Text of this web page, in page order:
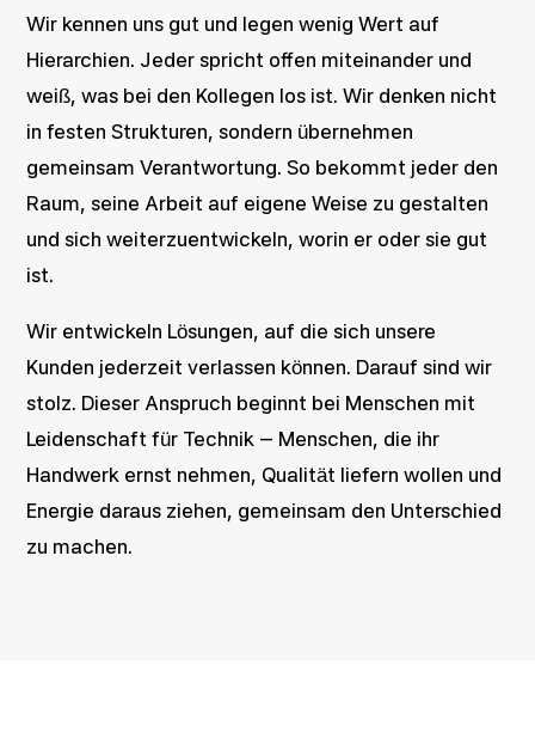
Wir kennen uns gut und legen wenig Wert auf
Hierarchien. Jeder spricht offen miteinander und
weiß, was bei den Kollegen los ist. Wir denken nicht
in festen Strukturen, sondern übernehmen
gemeinsam Verantwortung. So bekommt jeder den
Raum, seine Arbeit auf eigene Weise zu gestalten
und sich weiterzuentwickeln, worin er oder sie gut
ist.
Wir entwickeln Lösungen, auf die sich unsere
Kunden jederzeit verlassen können. Darauf sind wir
stolz. Dieser Anspruch beginnt bei Menschen mit
Leidenschaft für Technik – Menschen, die ihr
Handwerk ernst nehmen, Qualität liefern wollen und
Energie daraus ziehen, gemeinsam den Unterschied
zu machen.